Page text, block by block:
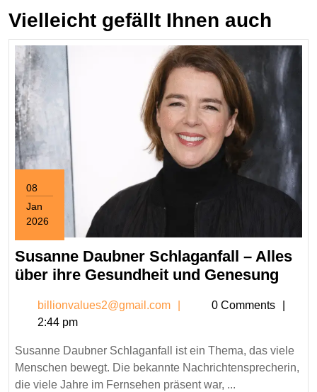
Vielleicht gefällt Ihnen auch
08
Jan
2026
8,
2026
Susanne Daubner Schlaganfall – Alles
über ihre Gesundheit und Genesung
Alles
über
billionvalues2@gmail.com
0 Comments
2:44 pm
Susanne Daubner Schlaganfall ist ein Thema, das viele
Menschen bewegt. Die bekannte Nachrichtensprecherin,
die viele Jahre im Fernsehen präsent war, ...